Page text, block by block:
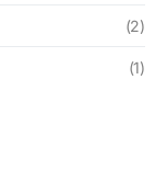
(2)
(1)